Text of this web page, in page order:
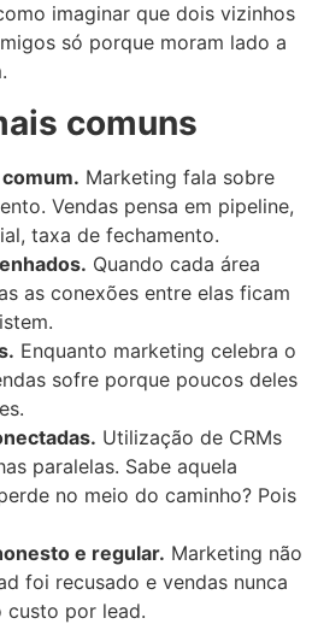
imaginar que dois vizinhos
só porque moram lado a
comuns
Marketing fala sobre
Vendas pensa em pipeline,
taxa de fechamento.
Quando cada área
as conexões entre elas ficam
Enquanto marketing celebra o
sofre porque poucos deles
Utilização de CRMs
paralelas. Sabe aquela
no meio do caminho? Pois
e regular. Marketing não
foi recusado e vendas nunca
custo por lead.